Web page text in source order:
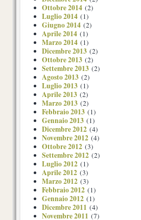
Ottobre 2014 (2)
Luglio 2014 (1)
Giugno 2014 (2)
Aprile 2014 (1)
Marzo 2014 (1)
Dicembre 2013 (2)
Ottobre 2013 (2)
Settembre 2013 (2)
Agosto 2013 (2)
Luglio 2013 (1)
Aprile 2013 (2)
Marzo 2013 (2)
Febbraio 2013 (1)
Gennaio 2013 (1)
Dicembre 2012 (4)
Novembre 2012 (4)
Ottobre 2012 (3)
Settembre 2012 (2)
Luglio 2012 (1)
Aprile 2012 (3)
Marzo 2012 (3)
Febbraio 2012 (1)
Gennaio 2012 (1)
Dicembre 2011 (4)
Novembre 2011 (7)